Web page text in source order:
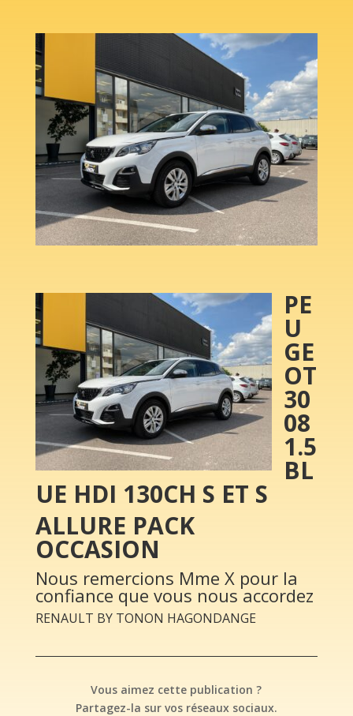
PE
U
GE
OT
30
08
1.5
BL
UE HDI 130CH S ET S
ALLURE PACK
OCCASION
Nous remercions Mme X pour la
confiance que vous nous accordez
RENAULT BY TONON HAGONDANGE
Vous aimez cette publication ?
Partagez-la sur vos réseaux sociaux.